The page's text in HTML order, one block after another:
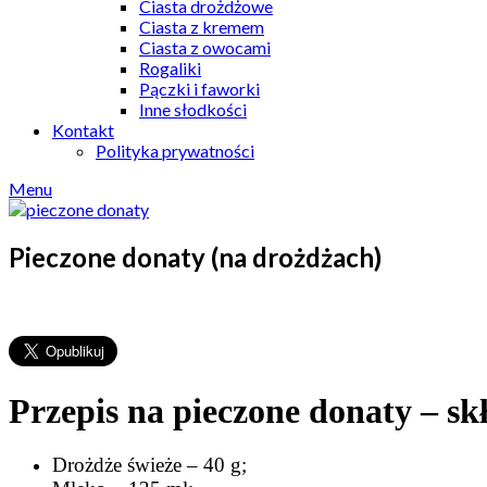
Ciasta drożdżowe
Ciasta z kremem
Ciasta z owocami
Rogaliki
Pączki i faworki
Inne słodkości
Kontakt
Polityka prywatności
Menu
Pieczone donaty (na drożdżach)
Przepis na pieczone donaty –
Drożdże świeże – 40 g;